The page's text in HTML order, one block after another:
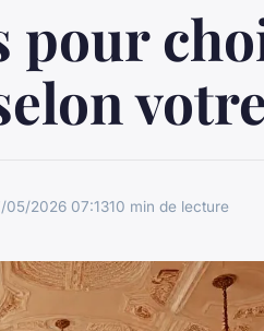
pour
05/2026 07:1310 min de lecture